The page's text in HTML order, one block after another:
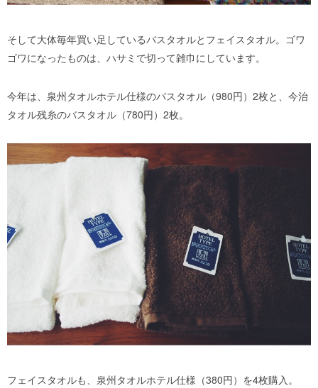
そして大体毎年買い足しているバスタオルとフェイスタオル。ゴワ
ゴワになったものは、ハサミで切って雑巾にしています。
今年は、泉州タオルホテル仕様のバスタオル（980円）2枚と、今治
タオル残糸のバスタオル（780円）2枚。
フェイスタオルも、泉州タオルホテル仕様（380円）を4枚購入。